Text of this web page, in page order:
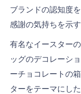
ブランドの認知度
感謝の気持ちを示
有名なイースター
ッグのデコレーシ
ーチョコレートの
ターをテーマにし